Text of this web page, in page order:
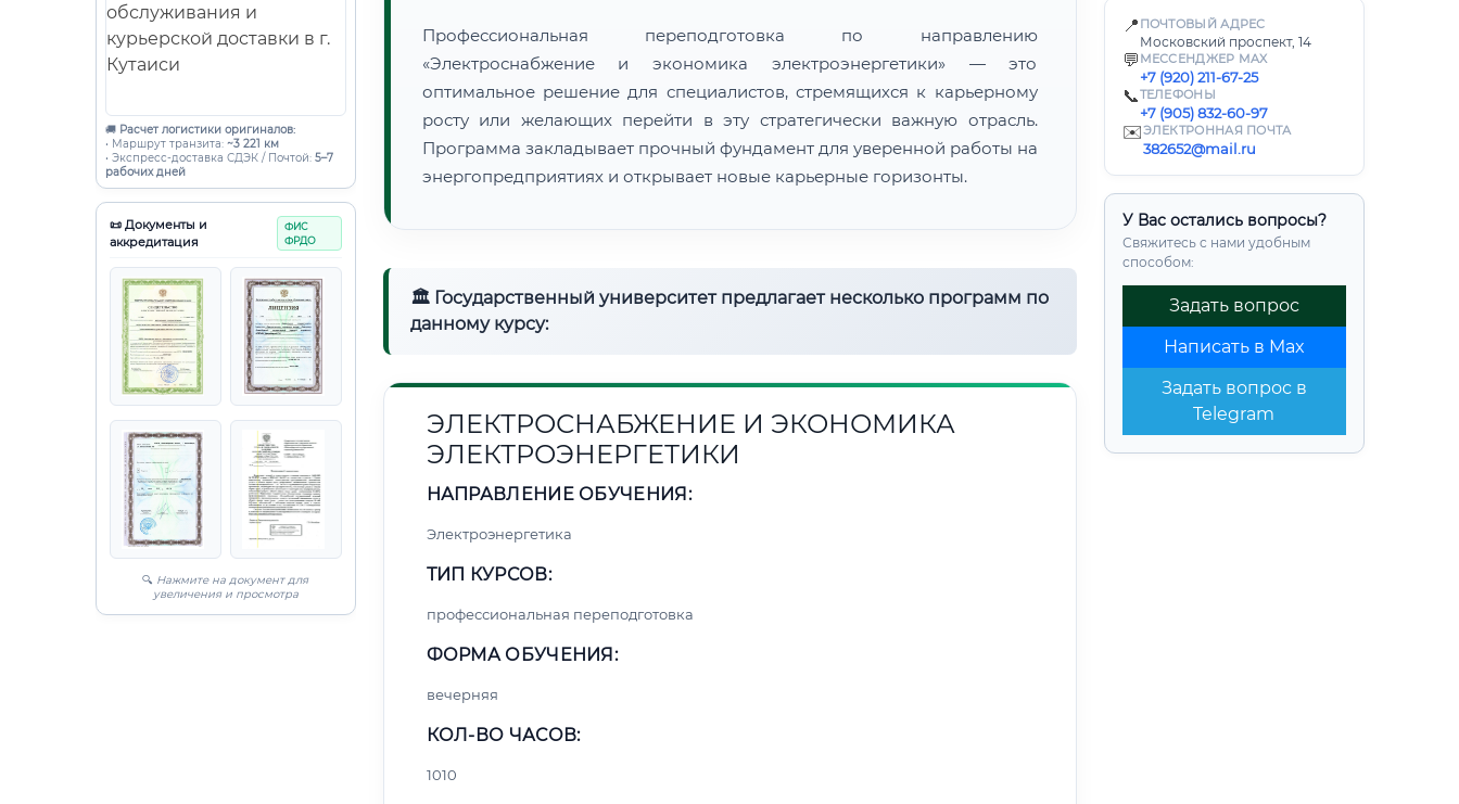
🚚 Расчет логистики оригиналов:
• Маршрут транзита: ~3 221 км
• Экспресс-доставка СДЭК / Почтой: 5–7
рабочих дней
📜 Документы и
аккредитация
ФИС
ФРДО
🔍 Нажмите на документ для
увеличения и просмотра
📍 ПОЧТОВЫЙ АДРЕС
Московский проспект, 14
💬 МЕССЕНДЖЕР MAX
+7 (920) 211-67-25
📞ТЕЛЕФОНЫ
+7 (905) 832-60-97
✉️ЭЛЕКТРОННАЯ ПОЧТА
382652@mail.ru
У Вас остались вопросы?
Свяжитесь с нами удобным
способом:
Задать вопрос
Написать в Max
Задать вопрос в
Telegram
Профессиональная переподготовка по направлению
«Электроснабжение и экономика электроэнергетики» — это
оптимальное решение для специалистов, стремящихся к карьерному
росту или желающих перейти в эту стратегически важную отрасль.
Программа закладывает прочный фундамент для уверенной работы на
энергопредприятиях и открывает новые карьерные горизонты.
🏛 Государственный университет предлагает несколько программ по
данному курсу:
ЭЛЕКТРОСНАБЖЕНИЕ И ЭКОНОМИКА
ЭЛЕКТРОЭНЕРГЕТИКИ
НАПРАВЛЕНИЕ ОБУЧЕНИЯ:
Электроэнергетика
ТИП КУРСОВ:
профессиональная переподготовка
ФОРМА ОБУЧЕНИЯ:
вечерняя
КОЛ-ВО ЧАСОВ:
1010